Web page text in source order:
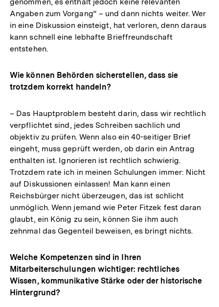
Angaben zum Vorgang“ – und dann nichts weiter. Wer
in eine Diskussion einsteigt, hat verloren, denn daraus
kann schnell eine lebhafte Brieffreundschaft
entstehen.
Wie können Behörden sicherstellen, dass sie
trotzdem korrekt handeln?
– Das Hauptproblem besteht darin, dass wir rechtlich
verpflichtet sind, jedes Schreiben sachlich und
objektiv zu prüfen. Wenn also ein 40-seitiger Brief
eingeht, muss geprüft werden, ob darin ein Antrag
enthalten ist. Ignorieren ist rechtlich schwierig.
Trotzdem rate ich in meinen Schulungen immer: Nicht
auf Diskussionen einlassen! Man kann einen
Reichsbürger nicht überzeugen, das ist schlicht
unmöglich. Wenn jemand wie Peter Fitzek fest daran
glaubt, ein König zu sein, können Sie ihm auch
zehnmal das Gegenteil beweisen, es bringt nichts.
Welche Kompetenzen sind in Ihren
Mitarbeiterschulungen wichtiger: rechtliches
Wissen, kommunikative Stärke oder der historische
Hintergrund?